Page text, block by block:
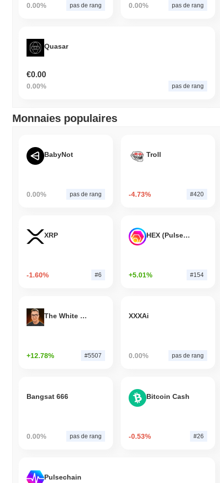
0.00% pas de rang 0.00% pas de rang
Quasar
€0.00
0.00% pas de rang
Monnaies populaires
BabyNot
0.00% pas de rang
Troll
-4.73% #420
XRP
-1.60% #6
HEX (Pulsechain)
+5.01% #154
The White Bull
+12.78% #5507
XXXAi
0.00% pas de rang
Bangsat 666
0.00% pas de rang
Bitcoin Cash
-0.53% #26
Pulsechain